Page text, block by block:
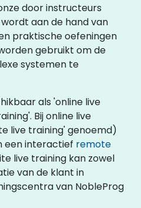
door instructeurs
aan de hand van
praktische oefeningen
gebruikt om de
systemen te
als 'online live
Bij online live
live training' genoemd)
een interactief remote
live training kan zowel
van de klant in
van NobleProg